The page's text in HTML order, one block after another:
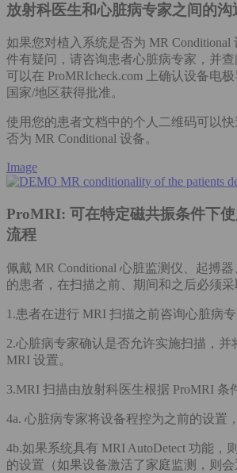
放射科医生和心脏病专家之间的沟
如果您对植入系统是否为 MR Conditional
件有疑问，请咨询患者心脏病专家，并
可以在 ProMRIcheck.com 上确认设备电
国家/地区获得批准。
使用您的患者文档中的个人二维码可以
否为 MR Conditional 设备。
Image
ProMRI: 可在特定磁共振条件下
流程
佩戴 MR Conditional 心脏监测仪、起搏
的患者，在扫描之前、期间和之后必须采
1.患者在进行 MRI 扫描之前咨询心脏病专
2.心脏病专家确认是否允许实施扫描，并
MRI 设置。
3.MRI 扫描由放射科医生根据 ProMRI 条
4a. 心脏病专家将设备程控为之前的设置
4b.如果系统具有 MRI AutoDetect 功能，
的设置（如果设备激活了家庭监测，则